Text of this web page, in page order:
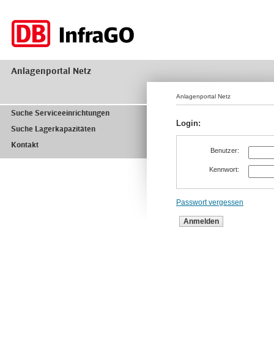
Anlagenportal Netz
Anlagenportal Netz
Suche Serviceeinrichtungen
Suche Lagerkapazitäten
Kontakt
Login:
Benutzer:
Kennwort:
Passwort vergessen
Anmelden